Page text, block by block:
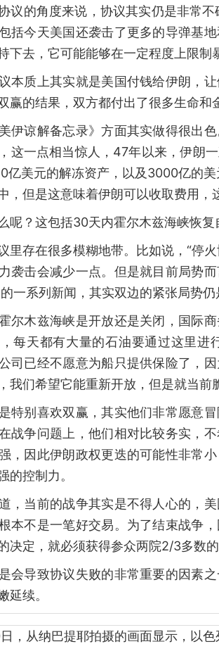
议的角度来说，协议其实仍是非常
括今天美国还袭击了更多的导弹基
下去，它可能能够在一定程度上限制
本质上其实就是美国付钱给伊朗，
赢的结果，双方都付出了很多生命和
伊谅解备忘录》方面其实做得很出
这一点相当惊人，47年以来，伊朗
亿美元的解冻资产，以及3000亿的
，但是这意味着伊朗可以收取费用，
呢？这包括30天内霍尔木兹海峡恢复
里存在很多模糊地带。比如说，“停
袭击会减少一点。但是就目前局势
一系列新闻，其实双边的紧张局势仍
尔木兹海峡是开放还是关闭，国际
每天都有大量的石油要通过这里进
司已经不愿意为船只提供保险了，
我们希望它能重新开放，但是就当前
特别喜欢双赢，其实他们非常愿意
战争问题上，他们相对比较务实，
，因此伊朗政权更迭的可能性非常
的控制力。
，当前的战争其实是不得人心的，
本不是一笔好交易。为了结束战争
决定，就必须获得参众两院2/3多数的
会导致协议失败的非常重要的因素
延续。
，从纳巴提耶拍摄的画面显示，以